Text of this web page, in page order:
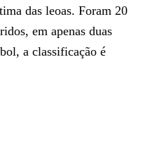
das leoas. Foram 20
em apenas duas
a classificação é